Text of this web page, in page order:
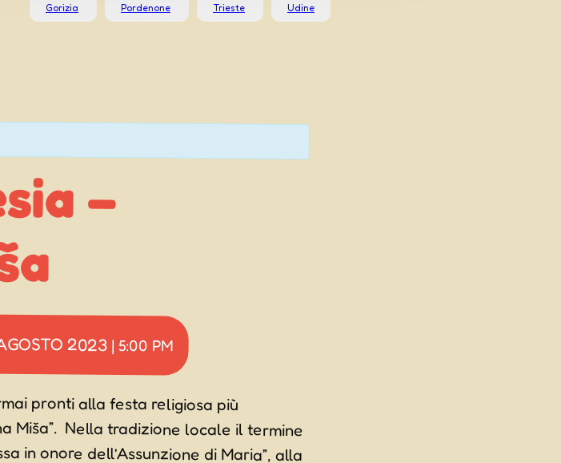
Gorizia Pordenone Trieste Udine
–
2023 | 5:00 PM
pronti alla festa religiosa più
Nella tradizione locale il termine
onore dell’Assunzione di Maria”, alla